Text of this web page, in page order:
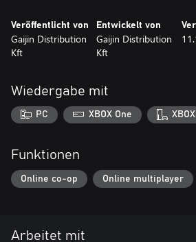
Veröffentlicht von
Gaijin Distribution
Kft
Entwickelt von
Gaijin Distribution
Kft
Wiedergabe mit
PC XBOX One
Funktionen
Online co-op Online multiplayer
Arbeitet mit